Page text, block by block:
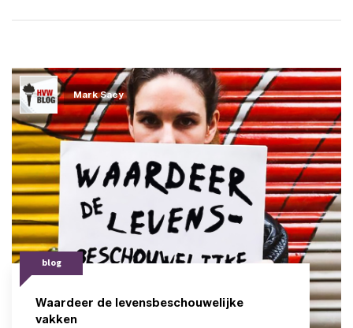
blog
Waardeer de levensbeschouwelijke
vakken
Mark Saey